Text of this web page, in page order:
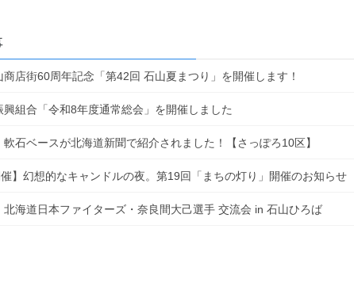
商店街60周年記念「第42回 石山夏まつり」を開催します！
興組合「令和8年度通常総会」を開催しました
軟石ベースが北海道新聞で紹介されました！【さっぽろ10区】
催】幻想的なキャンドルの夜。第19回「まちの灯り」開催のお知らせ
北海道日本ファイターズ・奈良間大己選手 交流会 in 石山ひろば